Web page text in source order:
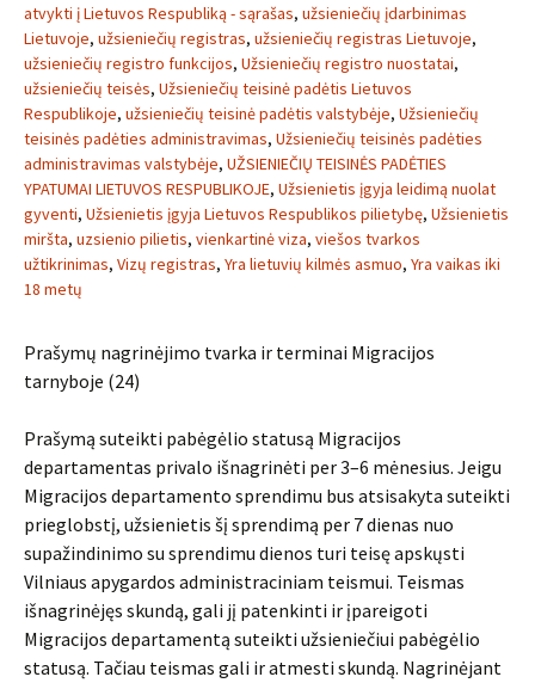
atvykti į Lietuvos Respubliką - sąrašas, užsieniečių įdarbinimas
Lietuvoje, užsieniečių registras, užsieniečių registras Lietuvoje,
užsieniečių registro funkcijos, Užsieniečių registro nuostatai,
užsieniečių teisės, Užsieniečių teisinė padėtis Lietuvos
Respublikoje, užsieniečių teisinė padėtis valstybėje, Užsieniečių
teisinės padėties administravimas, Užsieniečių teisinės padėties
administravimas valstybėje, UŽSIENIEČIŲ TEISINĖS PADĖTIES
YPATUMAI LIETUVOS RESPUBLIKOJE, Užsienietis įgyja leidimą nuolat
gyventi, Užsienietis įgyja Lietuvos Respublikos pilietybę, Užsienietis
miršta, uzsienio pilietis, vienkartinė viza, viešos tvarkos
užtikrinimas, Vizų registras, Yra lietuvių kilmės asmuo, Yra vaikas iki
18 metų
Prašymų nagrinėjimo tvarka ir terminai Migracijos
tarnyboje (24)
Prašymą suteikti pabėgėlio statusą Migracijos
departamentas privalo išnagrinėti per 3–6 mėnesius. Jeigu
Migracijos departamento sprendimu bus atsisakyta suteikti
prieglobstį, užsienietis šį sprendimą per 7 dienas nuo
supažindinimo su sprendimu dienos turi teisę apskųsti
Vilniaus apygardos administraciniam teismui. Teismas
išnagrinėjęs skundą, gali jį patenkinti ir įpareigoti
Migracijos departamentą suteikti užsieniečiui pabėgėlio
statusą. Tačiau teismas gali ir atmesti skundą. Nagrinėjant